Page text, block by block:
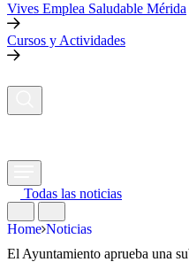
Vives Emplea Saludable Mérida
Cursos y Actividades
Todas las noticias
Home Noticias
El Ayuntamiento aprueba una